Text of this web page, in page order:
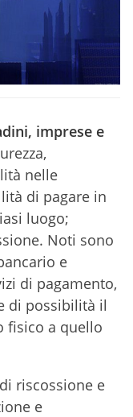
imprese e
nelle
di pagare in
luogo;
Noti sono
e
di pagamento,
di possibilità il
fisico a quello
riscossione e
e